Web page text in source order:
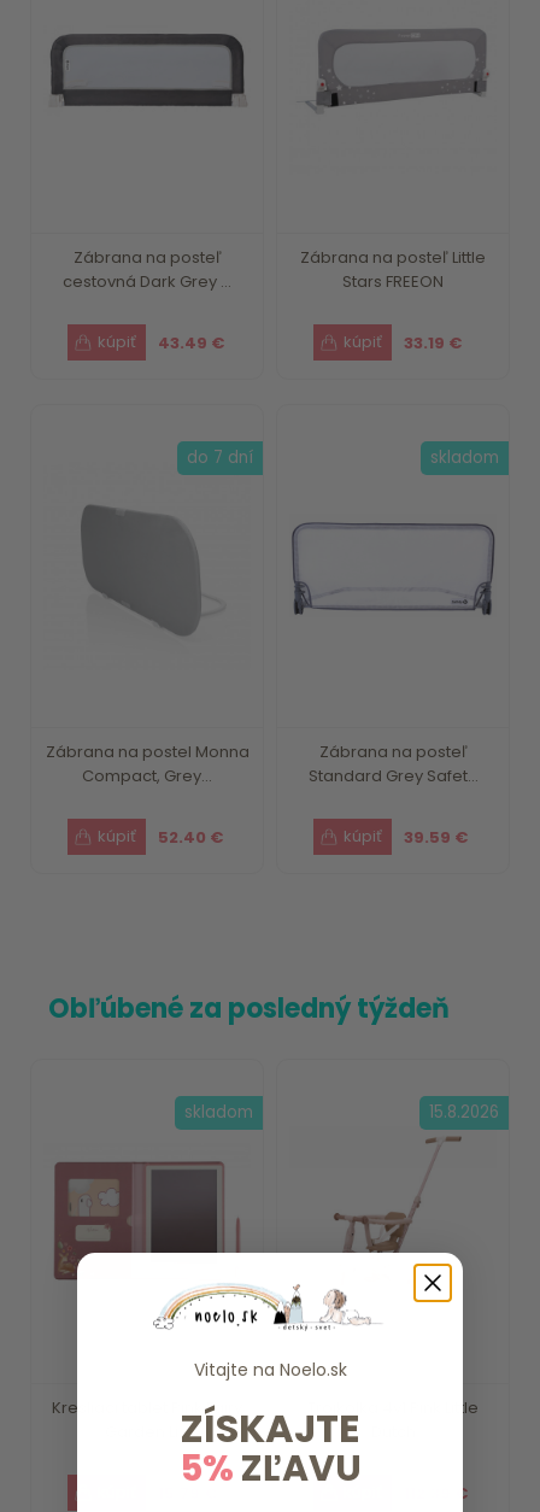
Zábrana na posteľ
cestovná Dark Grey ...
43.49 €
Zábrana na posteľ Little
Stars FREEON
33.19 €
Zábrana na postel Monna
Compact, Grey...
52.40 €
do 7 dní
Zábrana na posteľ
Standard Grey Safet...
39.59 €
skladom
Obľúbené za posledný týždeň
Kresliaci tablet Pink Fairy
Garden Li...
skladom
Trojkolka 4v1 Pink Little
112.39 €
15.8.2026
Vitajte na Noelo.sk
ZÍSKAJTE
5%ZĽAVU